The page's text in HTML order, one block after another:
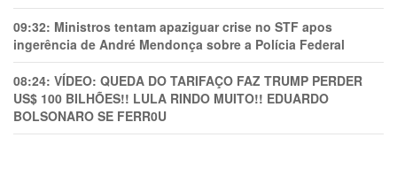
09:32: Ministros tentam apaziguar crise no STF apos
ingerência de André Mendonça sobre a Polícia Federal
08:24: VÍDEO: QUEDA DO TARIFAÇO FAZ TRUMP PERDER
US$ 100 BILHÕES!! LULA RINDO MUITO!! EDUARDO
BOLSONARO SE FERR0U